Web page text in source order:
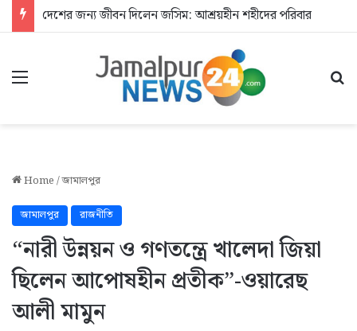
দেশের জন্য জীবন দিলেন জসিম: আশ্রয়হীন শহীদের পরিবার
Menu
Home/জামালপুর
জামালপুর রাজনীতি
“নারী উন্নয়ন ও গণতন্ত্রে খালেদা জিয়া
ছিলেন আপোষহীন প্রতীক”-ওয়ারেছ
আলী মামুন